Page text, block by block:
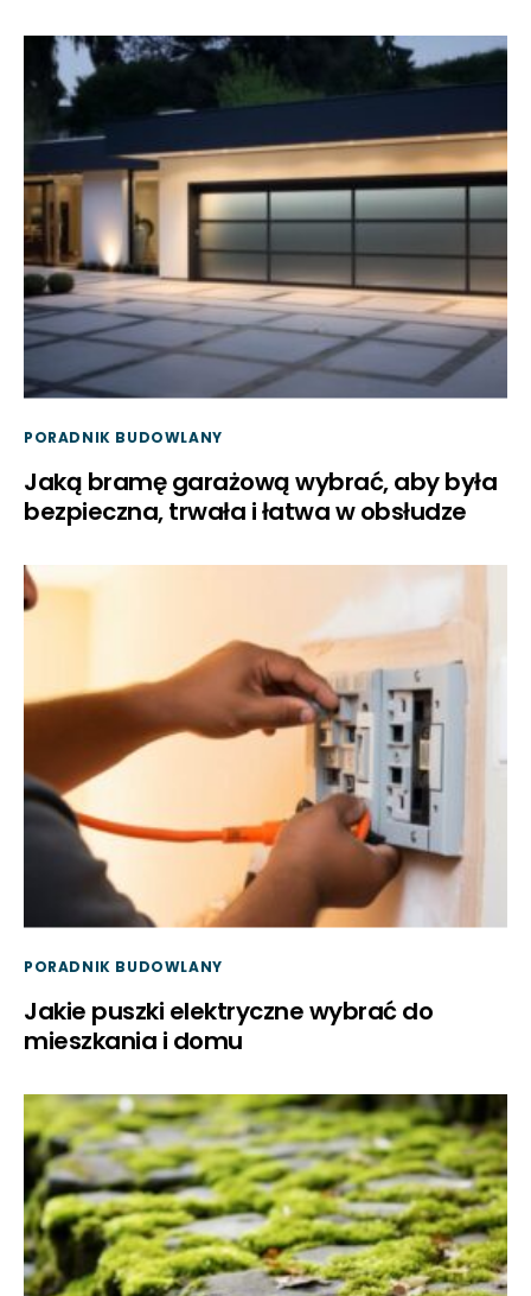
PORADNIK BUDOWLANY
Jaką bramę garażową wybrać, aby była
bezpieczna, trwała i łatwa w obsłudze
PORADNIK BUDOWLANY
Jakie puszki elektryczne wybrać do
mieszkania i domu